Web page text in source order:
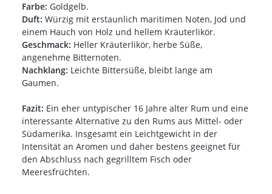
Farbe: Goldgelb.
Duft: Würzig mit erstaunlich maritimen Noten, Jod und
einem Hauch von Holz und hellem Kräuterlikör.
Geschmack: Heller Kräuterlikör, herbe Süße,
angenehme Bitternoten.
Nachklang: Leichte Bittersüße, bleibt lange am
Gaumen.
Fazit: Ein eher untypischer 16 Jahre alter Rum und eine
interessante Alternative zu den Rums aus Mittel- oder
Südamerika. Insgesamt ein Leichtgewicht in der
Intensität an Aromen und daher bestens geeignet für
den Abschluss nach gegrilltem Fisch oder
Meeresfrüchten.